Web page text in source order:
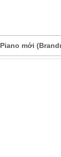
Piano mới